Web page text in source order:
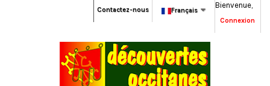
Bienvenue,
Connexion
Français
Contactez-nous